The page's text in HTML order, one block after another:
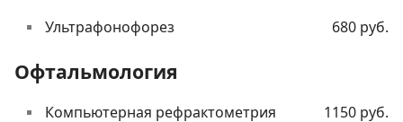
Ультрафонофорез 680 руб.
Офтальмология
Компьютерная рефрактометрия 1150 руб.